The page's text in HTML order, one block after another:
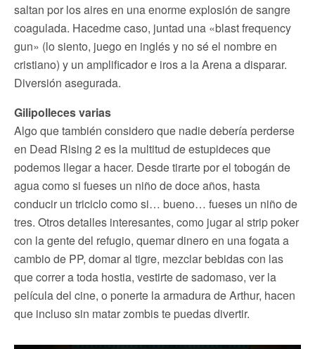
saltan por los aires en una enorme explosión de sangre
coagulada. Hacedme caso, juntad una «blast frequency
gun» (lo siento, juego en inglés y no sé el nombre en
cristiano) y un amplificador e iros a la Arena a disparar.
Diversión asegurada.
Gilipolleces varias
Algo que también considero que nadie debería perderse
en Dead Rising 2 es la multitud de estupideces que
podemos llegar a hacer. Desde tirarte por el tobogán de
agua como si fueses un niño de doce años, hasta
conducir un triciclo como si… bueno… fueses un niño de
tres. Otros detalles interesantes, como jugar al strip poker
con la gente del refugio, quemar dinero en una fogata a
cambio de PP, domar al tigre, mezclar bebidas con las
que correr a toda hostia, vestirte de sadomaso, ver la
película del cine, o ponerte la armadura de Arthur, hacen
que incluso sin matar zombis te puedas divertir.